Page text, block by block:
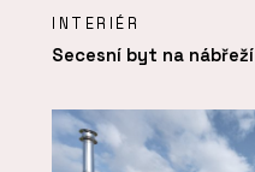
INTERIÉR
Secesní byt na nábřeží